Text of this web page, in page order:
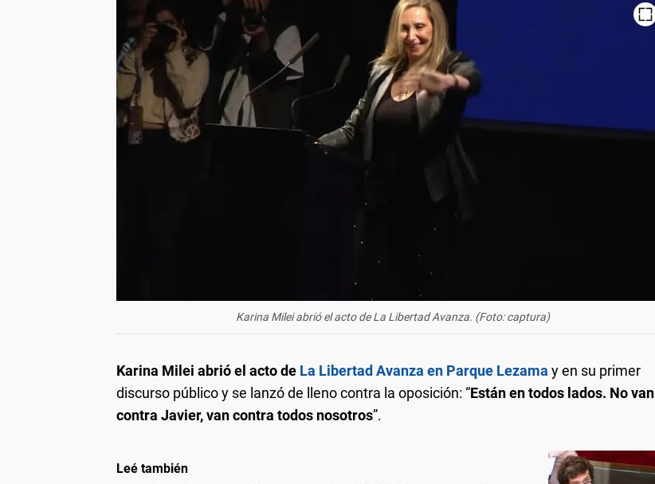
Karina Milei abrió el acto de La Libertad Avanza. (Foto: captura)
Karina Milei abrió el acto de La Libertad Avanza en Parque Lezama y en su primer
discurso público y se lanzó de lleno contra la oposición: “Están en todos lados. No van
contra Javier, van contra todos nosotros”.
Leé también